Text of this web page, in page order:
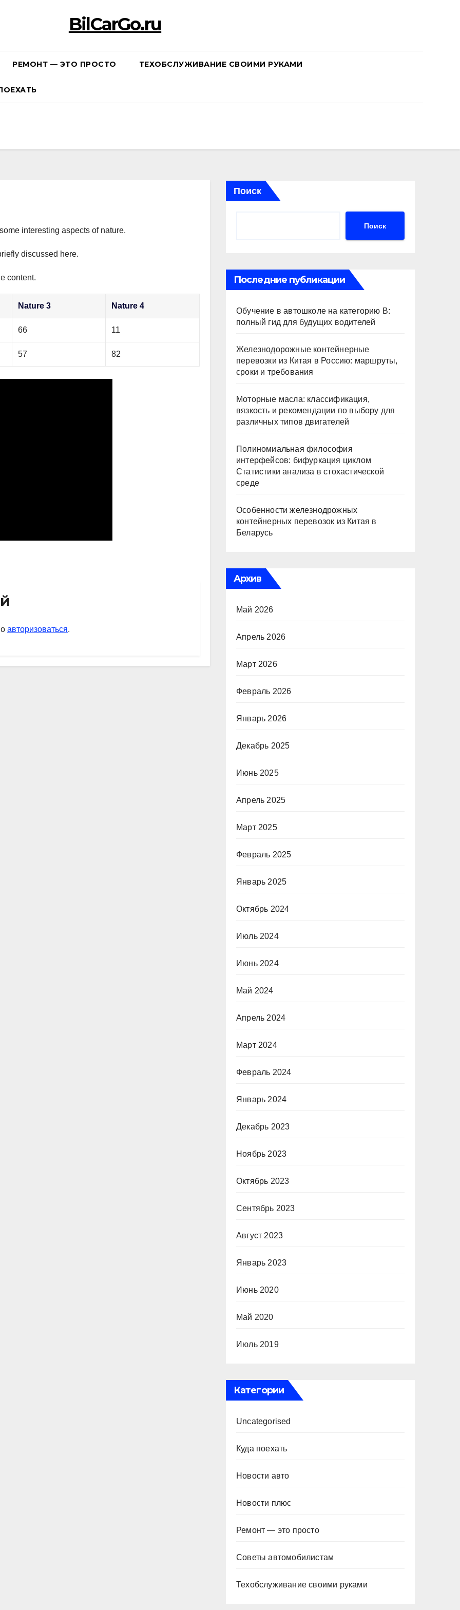
BilCarGo.ru
РЕМОНТ — ЭТО ПРОСТО ТЕХОБСЛУЖИВАНИЕ СВОИМИ РУКАМИ
interesting aspects of nature.
discussed here.
content.
Nature 3 Nature 4
66 11
57 82
авторизоваться.
Поиск
Поиск
Последние публикации
Обучение в автошколе на категорию В:
полный гид для будущих водителей
Железнодорожные контейнерные
перевозки из Китая в Россию: маршруты,
сроки и требования
Моторные масла: классификация,
вязкость и рекомендации по выбору для
различных типов двигателей
Полиномиальная философия
интерфейсов: бифуркация циклом
Статистики анализа в стохастической
среде
Особенности железнодрожных
контейнерных перевозок из Китая в
Беларусь
Архив
Май 2026
Апрель 2026
Март 2026
Февраль 2026
Январь 2026
Декабрь 2025
Июнь 2025
Апрель 2025
Март 2025
Февраль 2025
Январь 2025
Октябрь 2024
Июль 2024
Июнь 2024
Май 2024
Апрель 2024
Март 2024
Февраль 2024
Январь 2024
Декабрь 2023
Ноябрь 2023
Октябрь 2023
Сентябрь 2023
Август 2023
Январь 2023
Июнь 2020
Май 2020
Июль 2019
Категории
Uncategorised
Куда поехать
Новости авто
Новости плюс
Ремонт — это просто
Советы автомобилистам
Техобслуживание своими руками